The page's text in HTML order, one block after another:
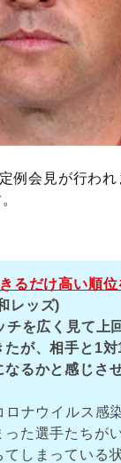
例会見が行われ
るだけ高い順
レッズ)
を広く見て上
が、相手と1
るかと感じさ
ロナウイルス感
た選手たちが
しまっている